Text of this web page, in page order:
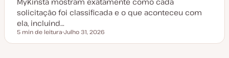
solicitação foi classificada e o que aconteceu com
ela, incluind…
Tempo de leitura
5 min de leitura
a
Julho 31, 2026